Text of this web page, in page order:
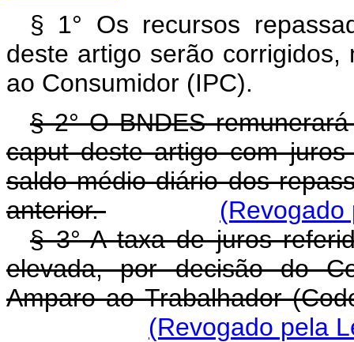
§ 1° Os recursos
deste artigo serão
ao Consumidor (IPC).
§ 2° O BNDES
caput deste artigo com
saldo médio diário dos
anterior.
(Revogado
§ 3° A taxa de juros
elevada, por decisão do
Amparo ao Trabalhador
(Revogado pela